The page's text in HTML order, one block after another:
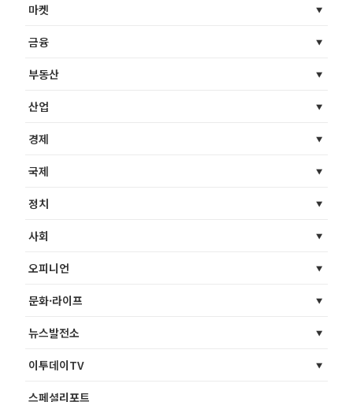
마켓
금융
부동산
산업
경제
국제
정치
사회
오피니언
문화·라이프
뉴스발전소
이투데이TV
스페셜리포트